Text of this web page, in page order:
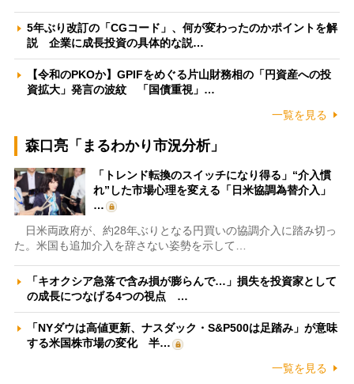
5年ぶり改訂の「CGコード」、何が変わったのかポイントを解
説 企業に成長投資の具体的な説…
【令和のPKOか】GPIFをめぐる片山財務相の「円資産への投
資拡大」発言の波紋 「国債重視」…
一覧を見る
森口亮「まるわかり市況分析」
「トレンド転換のスイッチになり得る」“介入慣
れ”した市場心理を変える「日米協調為替介入」
…
日米両政府が、約28年ぶりとなる円買いの協調介入に踏み切っ
た。米国も追加介入を辞さない姿勢を示して…
「キオクシア急落で含み損が膨らんで…」損失を投資家として
の成長につなげる4つの視点 …
「NYダウは高値更新、ナスダック・S&P500は足踏み」が意味
する米国株市場の変化 半…
一覧を見る